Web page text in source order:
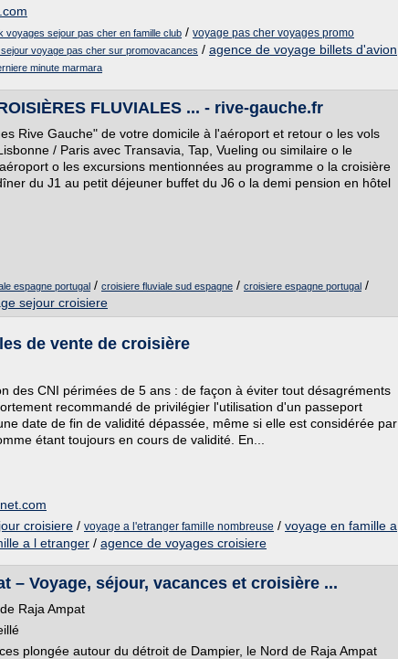
voyages sejour pas cher en famille club / voyage pas cher voyages promo
voyage pas cher sur promovacances / agence de voyage billets d'avion
minute marmara
FLUVIALES ... - rive-gauche.fr
Rive Gauche" de votre domicile à l'aéroport et retour o les vols
/ Paris avec Transavia, Tap, Vueling ou similaire o le
o les excursions mentionnées au programme o la croisière
du J1 au petit déjeuner buffet du J6 o la demi pension en hôtel
espagne portugal / croisiere fluviale sud espagne / croisiere espagne portugal /
sejour croisiere
de vente de croisière
des CNI périmées de 5 ans : de façon à éviter tout désagréments
recommandé de privilégier l'utilisation d'un passeport
date de fin de validité dépassée, même si elle est considérée par
étant toujours en cours de validité. En...
croisiere / voyage a l'etranger famille nombreuse / voyage en famille a
a l etranger / agence de voyages croisiere
– Voyage, séjour, vacances et croisière ...
Raja Ampat
plongée autour du détroit de Dampier, le Nord de Raja Ampat